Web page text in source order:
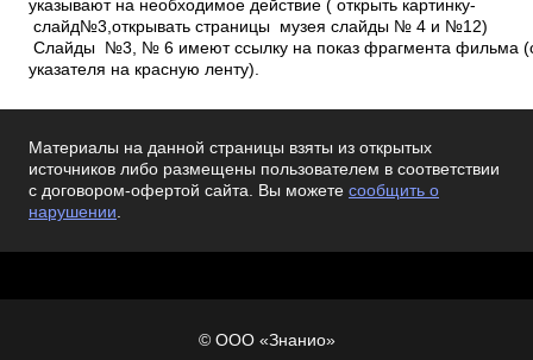
указывают на необходимое действие ( открыть картинку­
слайд№3,открывать страницы музея­ слайды № 4 и №12)
Слайды №3, № 6 имеют ссылку на показ фрагмента фильма
указателя на красную ленту).
Материалы на данной страницы взяты из открытых
источников либо размещены пользователем в соответствии
с договором-офертой сайта. Вы можете сообщить о
нарушении.
© ООО «Знанио»